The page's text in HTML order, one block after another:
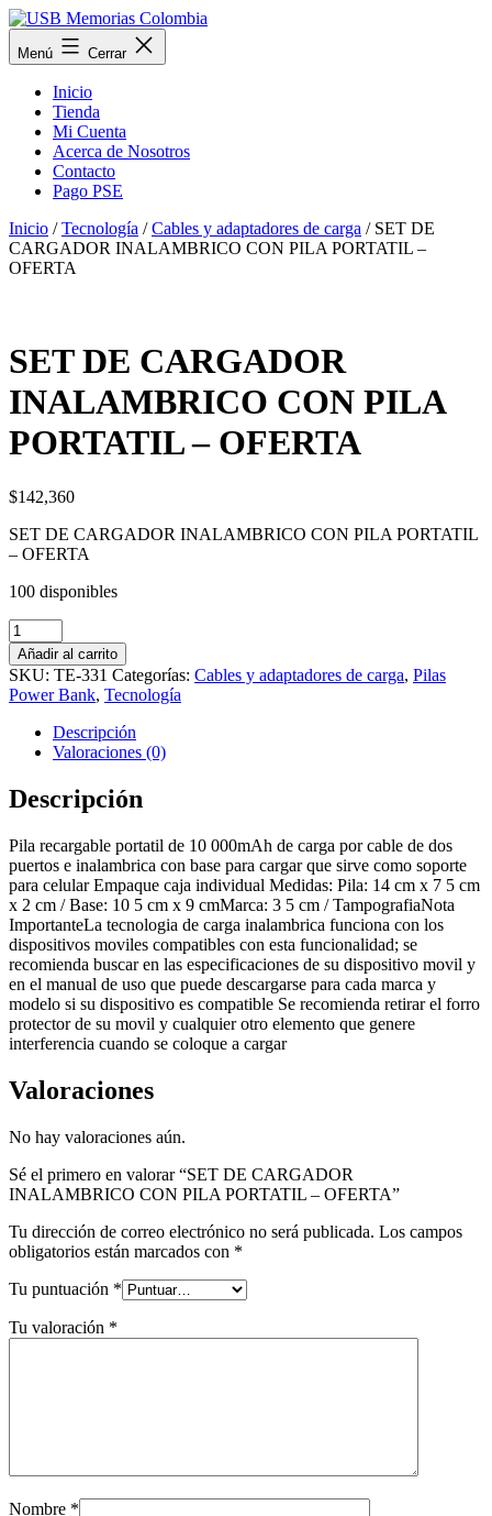
Saltar
al
contenido
USB
Memorias
Menú Cerrar
Inicio
Tienda
Mi Cuenta
Acerca de Nosotros
Contacto
Pago PSE
Inicio /Tecnología /Cables y adaptadores de carga / SET DE
CARGADOR INALAMBRICO CON PILA PORTATIL –
OFERTA
SET DE CARGADOR
INALAMBRICO CON PILA
PORTATIL – OFERTA
$142,360
SET DE CARGADOR INALAMBRICO CON PILA PORTATIL
– OFERTA
100 disponibles
SET
DE
CARGADOR
INALAMBRICO
CON
PILA
PORTATIL
OFERTA
cantidad
Añadir al carrito
SKU: TE-331 Categorías: Cables y adaptadores de carga, Pilas
Power Bank, Tecnología
Descripción
Valoraciones (0)
Descripción
Pila recargable portatil de 10 000mAh de carga por cable de dos
puertos e inalambrica con base para cargar que sirve como soporte
para celular Empaque caja individual Medidas: Pila: 14 cm x 7 5 cm
x 2 cm / Base: 10 5 cm x 9 cmMarca: 3 5 cm / TampografiaNota
ImportanteLa tecnologia de carga inalambrica funciona con los
dispositivos moviles compatibles con esta funcionalidad; se
recomienda buscar en las especificaciones de su dispositivo movil y
en el manual de uso que puede descargarse para cada marca y
modelo si su dispositivo es compatible Se recomienda retirar el forro
protector de su movil y cualquier otro elemento que genere
interferencia cuando se coloque a cargar
Valoraciones
No hay valoraciones aún.
Sé el primero en valorar “SET DE CARGADOR
INALAMBRICO CON PILA PORTATIL – OFERTA”
Tu dirección de correo electrónico no será publicada. Los campos
obligatorios están marcados con *
Tu puntuación *
Tu valoración *
Nombre *